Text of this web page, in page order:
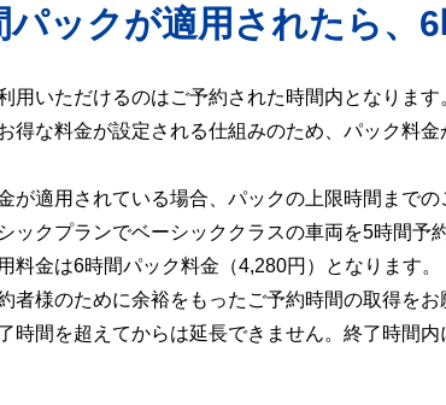
パックが適用されたら、
用いただけるのはご予約された時間内となります
得な料金が設定される仕組みのため、パック料金
が適用されている場合、パックの上限時間まで
ックプランでベーシッククラスの車両を5時間予
料金は6時間パック料金（4,280円）となります。
者様のために余裕をもったご予約時間の取得をお
時間を超えてからは延長できません。終了時間